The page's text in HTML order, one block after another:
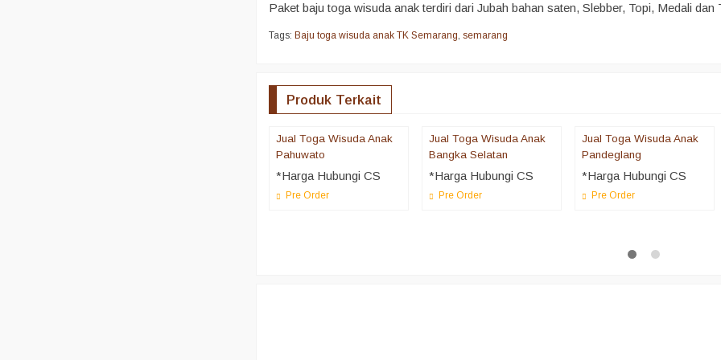
Paket baju toga wisuda anak terdiri dari Jubah bahan saten, Slebber, Topi, Medali dan
Tags: Baju toga wisuda anak TK Semarang,semarang
Produk Terkait
Jual Toga Wisuda Anak
Pahuwato
*Harga Hubungi CS
Pre Order
Jual Toga Wisuda Anak
Bangka Selatan
*Harga Hubungi CS
Pre Order
Jual Toga Wisuda Anak
Pandeglang
*Harga Hubungi CS
Pre Order